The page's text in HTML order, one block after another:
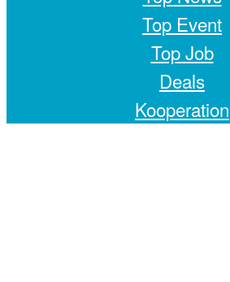
Top Event
Top Job
Deals
Kooperation